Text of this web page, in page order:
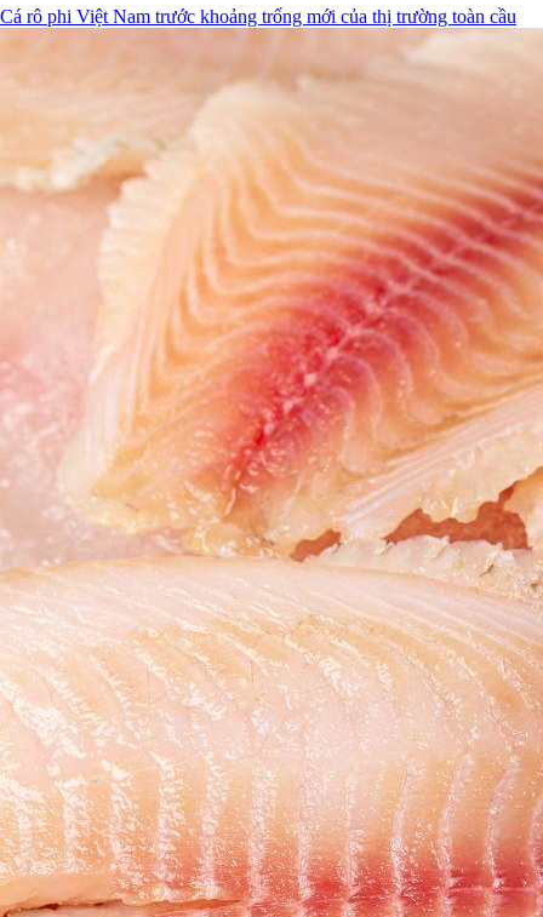
Cá rô phi Việt Nam trước khoảng trống mới của thị trường toàn cầu